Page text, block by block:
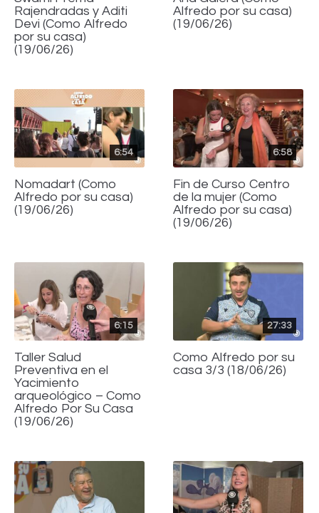
Rajendradas y Aditi
Devi (Como Alfredo
por su casa)
(19/06/26)
Alfredo por su casa)
(19/06/26)
6:54
Nomadart (Como
Alfredo por su casa)
(19/06/26)
6:58
Fin de Curso Centro
de la mujer (Como
Alfredo por su casa)
(19/06/26)
6:15
Taller Salud
Preventiva en el
Yacimiento
arqueológico – Como
Alfredo Por Su Casa
(19/06/26)
27:33
Como Alfredo por su
casa 3/3 (18/06/26)